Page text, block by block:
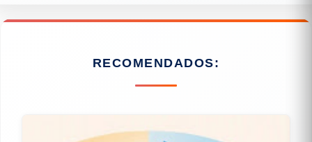
RECOMENDADOS: